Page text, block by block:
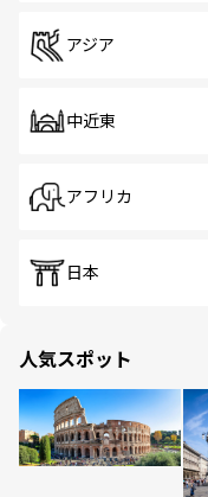
アジア
中近東
アフリカ
日本
人気スポット